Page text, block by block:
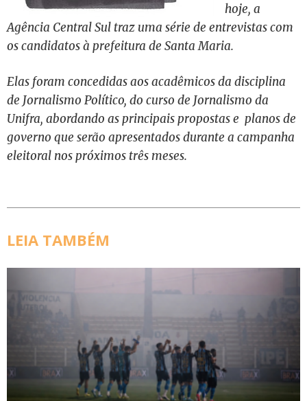
hoje, a
Agência Central Sul traz uma série de entrevistas com
os candidatos à prefeitura de Santa Maria.
Elas foram concedidas aos acadêmicos da disciplina
de Jornalismo Político, do curso de Jornalismo da
Unifra, abordando as principais propostas e planos de
governo que serão apresentados durante a campanha
eleitoral nos próximos três meses.
LEIA TAMBÉM